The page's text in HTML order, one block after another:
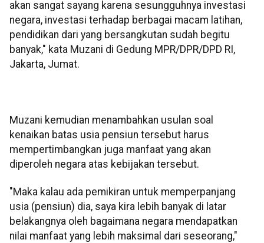
akan sangat sayang karena sesungguhnya investasi
negara, investasi terhadap berbagai macam latihan,
pendidikan dari yang bersangkutan sudah begitu
banyak," kata Muzani di Gedung MPR/DPR/DPD RI,
Jakarta, Jumat.
Muzani kemudian menambahkan usulan soal
kenaikan batas usia pensiun tersebut harus
mempertimbangkan juga manfaat yang akan
diperoleh negara atas kebijakan tersebut.
"Maka kalau ada pemikiran untuk memperpanjang
usia (pensiun) dia, saya kira lebih banyak di latar
belakangnya oleh bagaimana negara mendapatkan
nilai manfaat yang lebih maksimal dari seseorang,"